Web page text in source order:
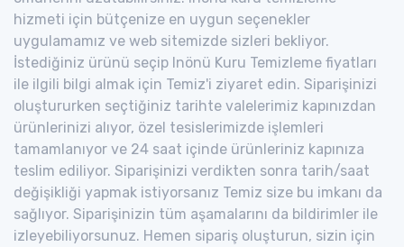
hizmeti için bütçenize en uygun seçenekler
uygulamamız ve web sitemizde sizleri bekliyor.
İstediğiniz ürünü seçip Inönü Kuru Temizleme fiyatları
ile ilgili bilgi almak için Temiz'i ziyaret edin. Siparişinizi
oluştururken seçtiğiniz tarihte valelerimiz kapınızdan
ürünlerinizi alıyor, özel tesislerimizde işlemleri
tamamlanıyor ve 24 saat içinde ürünleriniz kapınıza
teslim ediliyor. Siparişinizi verdikten sonra tarih/saat
değişikliği yapmak istiyorsanız Temiz size bu imkanı da
sağlıyor. Siparişinizin tüm aşamalarını da bildirimler ile
izleyebiliyorsunuz. Hemen sipariş oluşturun, sizin için